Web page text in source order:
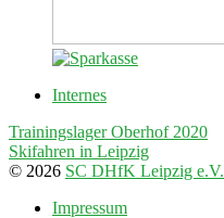
Internes
Trainingslager Oberhof 2020
Skifahren in Leipzig
© 2026 SC DHfK Leipzig e.V.
Impressum